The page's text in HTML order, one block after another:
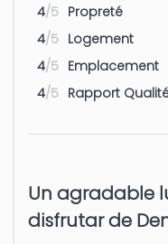
Aeroport - Valencia
Aeroport - Alicante
4/5 Propreté
4/5 Logement
4/5 Emplacement
4/5 Rapport
Un agradable
disfrutar de